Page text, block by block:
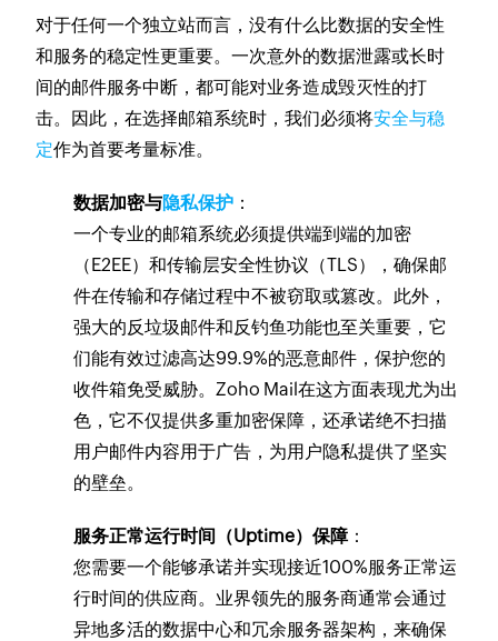
对于任何一个独立站而言，没有什么比数据的安全性
和服务的稳定性更重要。一次意外的数据泄露或长时
间的邮件服务中断，都可能对业务造成毁灭性的打
击。因此，在选择邮箱系统时，我们必须将安全与稳
定作为首要考量标准。
数据加密与隐私保护 ：
一个专业的邮箱系统必须提供端到端的加密
（E2EE）和传输层安全性协议（TLS），确保邮
件在传输和存储过程中不被窃取或篡改。此外，
强大的反垃圾邮件和反钓鱼功能也至关重要，它
们能有效过滤高达99.9%的恶意邮件，保护您的
收件箱免受威胁。Zoho Mail在这方面表现尤为出
色，它不仅提供多重加密保障，还承诺绝不扫描
用户邮件内容用于广告，为用户隐私提供了坚实
的壁垒。
服务正常运行时间（Uptime）保障：
您需要一个能够承诺并实现接近100%服务正常运
行时间的供应商。业界领先的服务商通常会通过
异地多活的数据中心和冗余服务器架构，来确保